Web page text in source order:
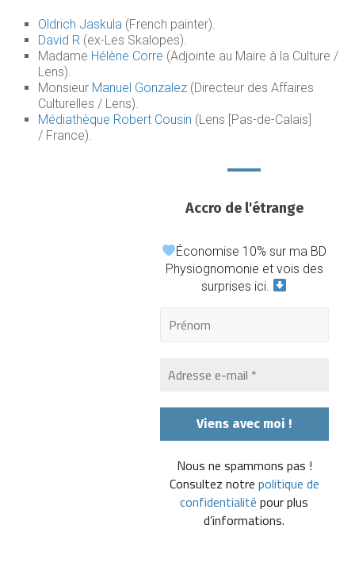
Oldrich Jaskula (French painter).
David R (ex-Les Skalopes).
Madame Hélène Corre (Adjointe au Maire à la Culture /
Lens).
Monsieur Manuel Gonzalez (Directeur des Affaires
Culturelles / Lens).
Médiathèque Robert Cousin (Lens [Pas-de-Calais]
/ France).
Accro de l'étrange
Économise 10% sur ma BD
Physiognomonie et vois des
surprises ici.
Nous ne spammons pas !
Consultez notre politique de
confidentialité pour plus
d’informations.